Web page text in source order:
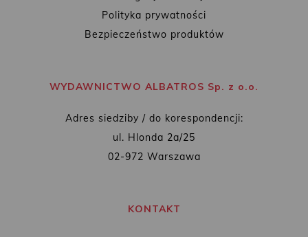
Polityka prywatności
Bezpieczeństwo produktów
WYDAWNICTWO ALBATROS Sp. z o.o.
Adres siedziby / do korespondencji:
ul. Hlonda 2a/25
02-972 Warszawa
KONTAKT